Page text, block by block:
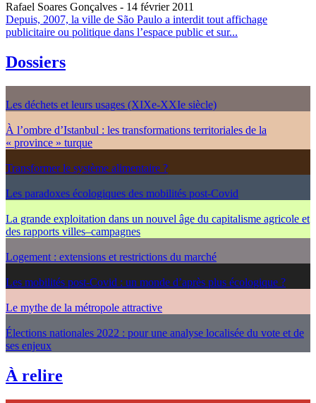
Rafael Soares Gonçalves - 14 février 2011
Depuis, 2007, la ville de São Paulo a interdit tout affichage
publicitaire ou politique dans l’espace public et sur...
Dossiers
Les déchets et leurs usages (XIXe-XXIe siècle)
À l’ombre d’Istanbul : les transformations territoriales de la
« province » turque
Transformer le système alimentaire ?
Les paradoxes écologiques des mobilités post-Covid
La grande exploitation dans un nouvel âge du capitalisme agricole et
des rapports villes–campagnes
Logement : extensions et restrictions du marché
Les mobilités post-Covid : un monde d’après plus écologique ?
Le mythe de la métropole attractive
Élections nationales 2022 : pour une analyse localisée du vote et de
ses enjeux
À relire